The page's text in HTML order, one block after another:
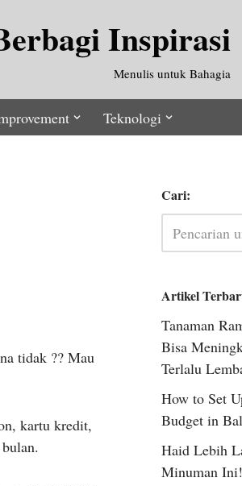
Inspirasi
Menulis untuk Bahagia
Teknologi
tidak ?? Mau
kartu kredit,
Cari:
Artikel
Tanaman
Bisa
Terlalu
How to Set
Budget in
Haid Lebih
Minuman Ini!